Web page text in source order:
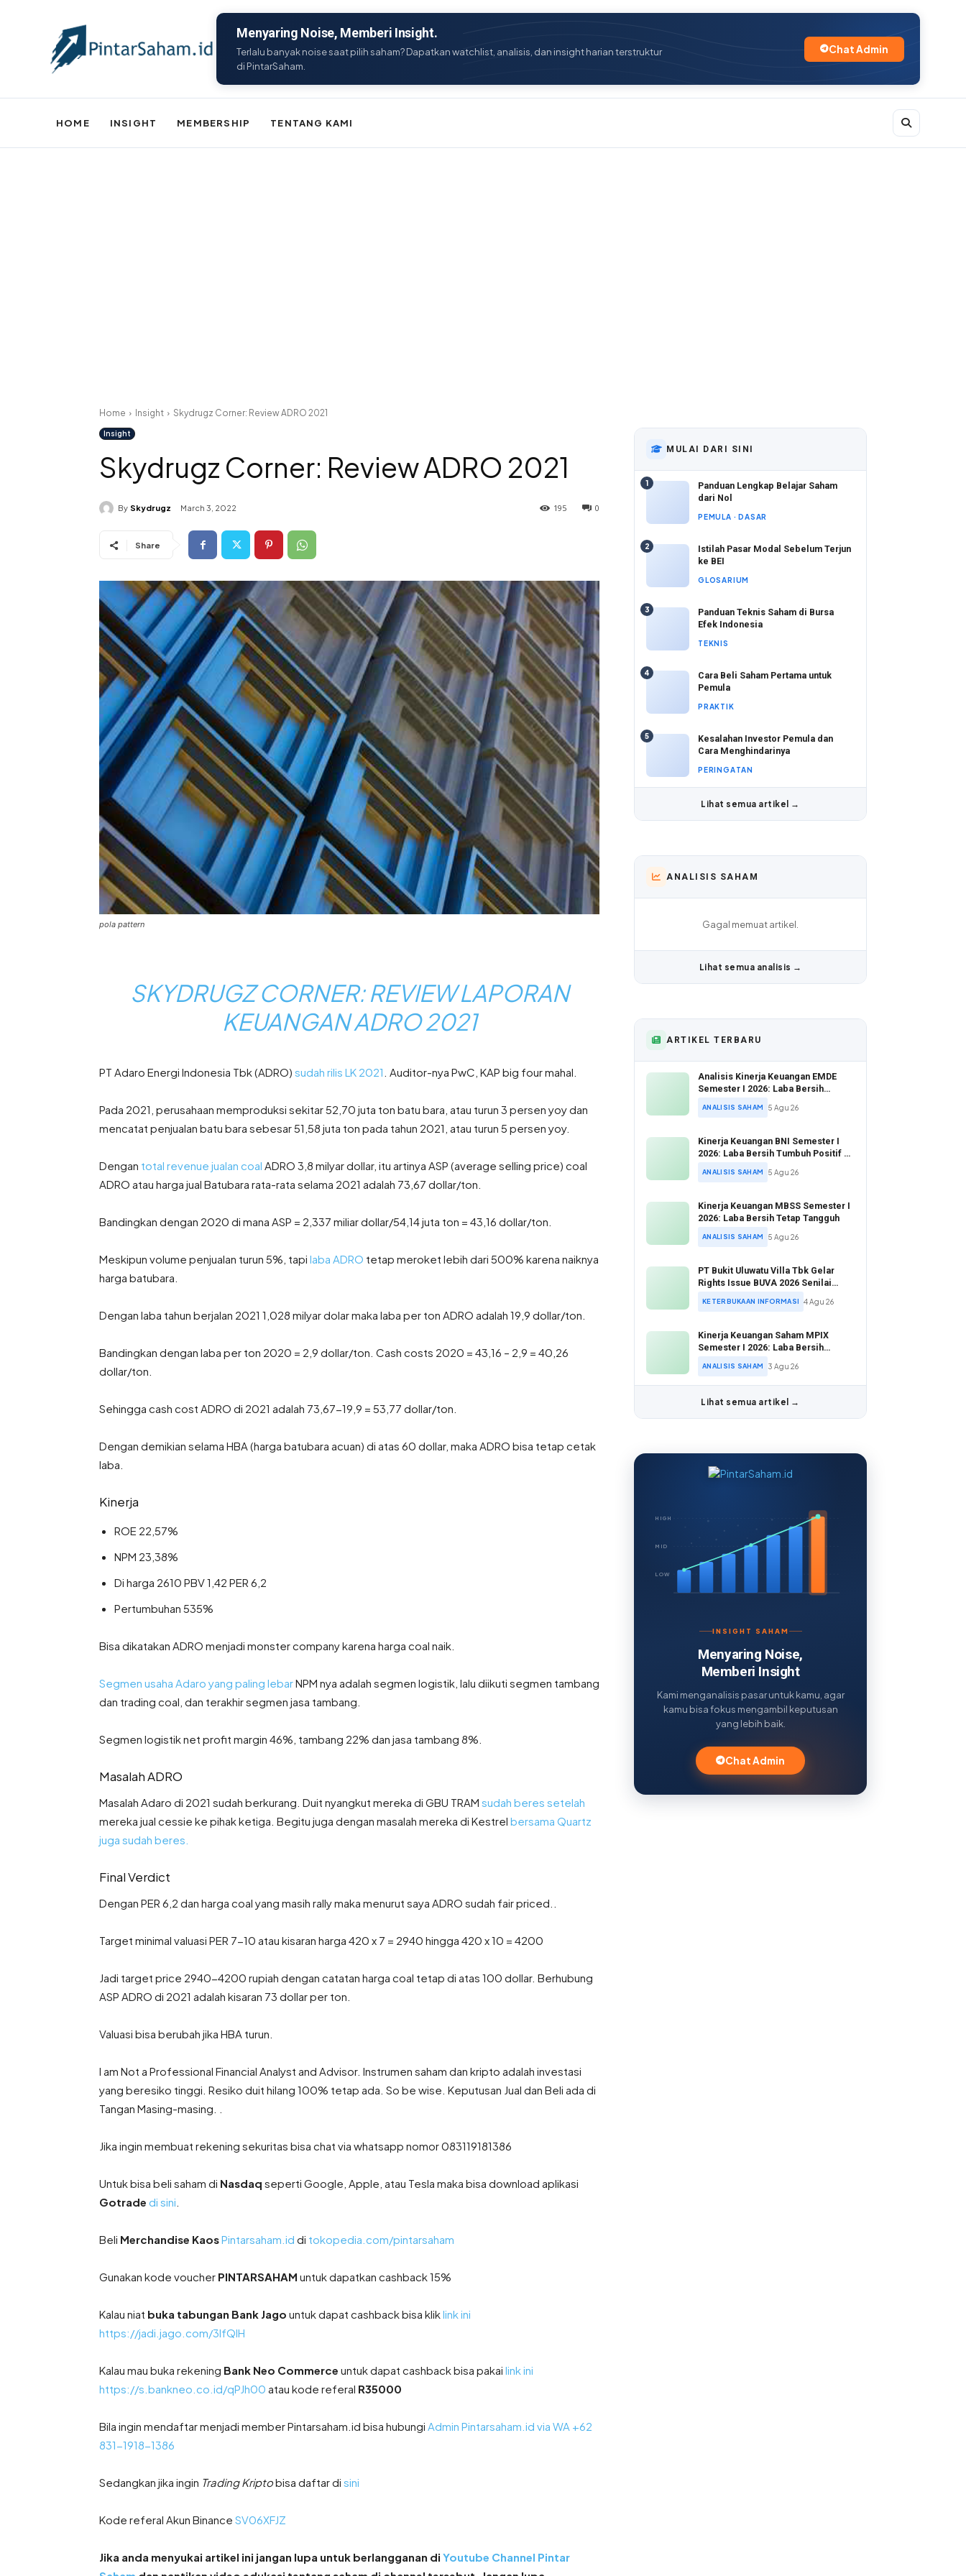
Menyaring Noise, Memberi Insight.
Terlalu banyak noise saat pilih saham? Dapatkan watchlist, analisis, dan insight harian terstruktur
di PintarSaham.
Chat Admin
HOME INSIGHT MEMBERSHIP TENTANG KAMI
Home Insight Skydrugz Corner: Review ADRO 2021
Insight
Skydrugz Corner: Review ADRO 2021
By Skydrugz March 3, 2022 0
195
Share
pola pattern
SKYDRUGZ CORNER: REVIEW LAPORAN
KEUANGAN ADRO 2021
PT Adaro Energi Indonesia Tbk (ADRO) sudah rilis LK 2021 . Auditor-nya PwC, KAP big four mahal.
Pada 2021, perusahaan memproduksi sekitar 52,70 juta ton batu bara, atau turun 3 persen yoy dan
mencatat penjualan batu bara sebesar 51,58 juta ton pada tahun 2021, atau turun 5 persen yoy.
Dengan total revenue jualan coal ADRO 3,8 milyar dollar, itu artinya ASP (average selling price) coal
ADRO atau harga jual Batubara rata-rata selama 2021 adalah 73,67 dollar/ton.
Bandingkan dengan 2020 di mana ASP = 2,337 miliar dollar/54,14 juta ton = 43,16 dollar/ton.
Meskipun volume penjualan turun 5%, tapi laba ADRO tetap meroket lebih dari 500% karena naiknya
harga batubara.
Dengan laba tahun berjalan 2021 1,028 milyar dolar maka laba per ton ADRO adalah 19,9 dollar/ton.
Bandingkan dengan laba per ton 2020 = 2,9 dollar/ton. Cash costs 2020 = 43,16 – 2,9 = 40,26
dollar/ton.
Sehingga cash cost ADRO di 2021 adalah 73,67-19,9 = 53,77 dollar/ton.
Dengan demikian selama HBA (harga batubara acuan) di atas 60 dollar, maka ADRO bisa tetap cetak
laba.
Kinerja
ROE 22,57%
NPM 23,38%
Di harga 2610 PBV 1,42 PER 6,2
Pertumbuhan 535%
Bisa dikatakan ADRO menjadi monster company karena harga coal naik.
Segmen usaha Adaro yang paling lebarNPM nya adalah segmen logistik, lalu diikuti segmen tambang
dan trading coal, dan terakhir segmen jasa tambang.
Segmen logistik net profit margin 46%, tambang 22% dan jasa tambang 8%.
Masalah ADRO
Masalah Adaro di 2021 sudah berkurang. Duit nyangkut mereka di GBU TRAM sudah beres setelah
mereka jual cessie ke pihak ketiga. Begitu juga dengan masalah mereka di Kestrel bersama Quartz
juga sudah beres.
Final Verdict
Dengan PER 6,2 dan harga coal yang masih rally maka menurut saya ADRO sudah fair priced..
Target minimal valuasi PER 7-10 atau kisaran harga 420 x 7 = 2940 hingga 420 x 10 = 4200
Jadi target price 2940-4200 rupiah dengan catatan harga coal tetap di atas 100 dollar. Berhubung
ASP ADRO di 2021 adalah kisaran 73 dollar per ton.
Valuasi bisa berubah jika HBA turun.
I am Not a Professional Financial Analyst and Advisor. Instrumen saham dan kripto adalah investasi
yang beresiko tinggi. Resiko duit hilang 100% tetap ada. So be wise. Keputusan Jual dan Beli ada di
Tangan Masing-masing. .
Jika ingin membuat rekening sekuritas bisa chat via whatsapp nomor 083119181386
Untuk bisa beli saham di Nasdaq seperti Google, Apple, atau Tesla maka bisa download aplikasi
Gotrade di sini
Beli Merchandise KaosPintarsaham.id di tokopedia.com/pintarsaham
Gunakan kode voucher PINTARSAHAM untuk dapatkan cashback 15%
Kalau niat buka tabungan Bank Jago untuk dapat cashback bisa kliklink ini
https://jadi.jago.com/3IfQIH
Kalau mau buka rekening Bank Neo Commerce untuk dapat cashback bisa pakai link ini
https://s.bankneo.co.id/qPJh00 atau kode referal R35000
Bila ingin mendaftar menjadi member Pintarsaham.id bisa hubungi Admin Pintarsaham.id via WA +62
831-1918-1386
Sedangkan jika ingin Trading Kriptobisa daftar di sini
Kode referal Akun Binance SV06XFJZ
Jika anda menyukai artikel ini jangan lupa untuk berlangganan di Youtube Channel Pintar
MULAI DARI SINI
1
Panduan Lengkap Belajar Saham
dari Nol
PEMULA · DASAR
2
Istilah Pasar Modal Sebelum Terjun
ke BEI
GLOSARIUM
3
Panduan Teknis Saham di Bursa
Efek Indonesia
TEKNIS
4
Cara Beli Saham Pertama untuk
Pemula
PRAKTIK
5
Kesalahan Investor Pemula dan
Cara Menghindarinya
PERINGATAN
Lihat semua artikel →
ANALISIS SAHAM
Gagal memuat artikel.
Lihat semua analisis →
ARTIKEL TERBARU
Analisis Kinerja Keuangan EMDE
Semester I 2026: Laba Bersih
ANALISIS SAHAM 5 Agu 26
Kinerja Keuangan BNI Semester I
2026: Laba Bersih Tumbuh Positif di
ANALISIS SAHAM 5 Agu 26
Kinerja Keuangan MBSS Semester I
2026: Laba Bersih Tetap Tangguh
ANALISIS SAHAM 5 Agu 26
PT Bukit Uluwatu Villa Tbk Gelar
Rights Issue BUVA 2026 Senilai
KETERBUKAAN INFORMASI 4 Agu 26
Kinerja Keuangan Saham MPIX
Semester I 2026: Laba Bersih
ANALISIS SAHAM 3 Agu 26
Lihat semua artikel →
HIGH
MID
LOW
INSIGHT SAHAM
Menyaring Noise,
Memberi Insight
Kami menganalisis pasar untuk kamu, agar
kamu bisa fokus mengambil keputusan
yang lebih baik.
Chat Admin